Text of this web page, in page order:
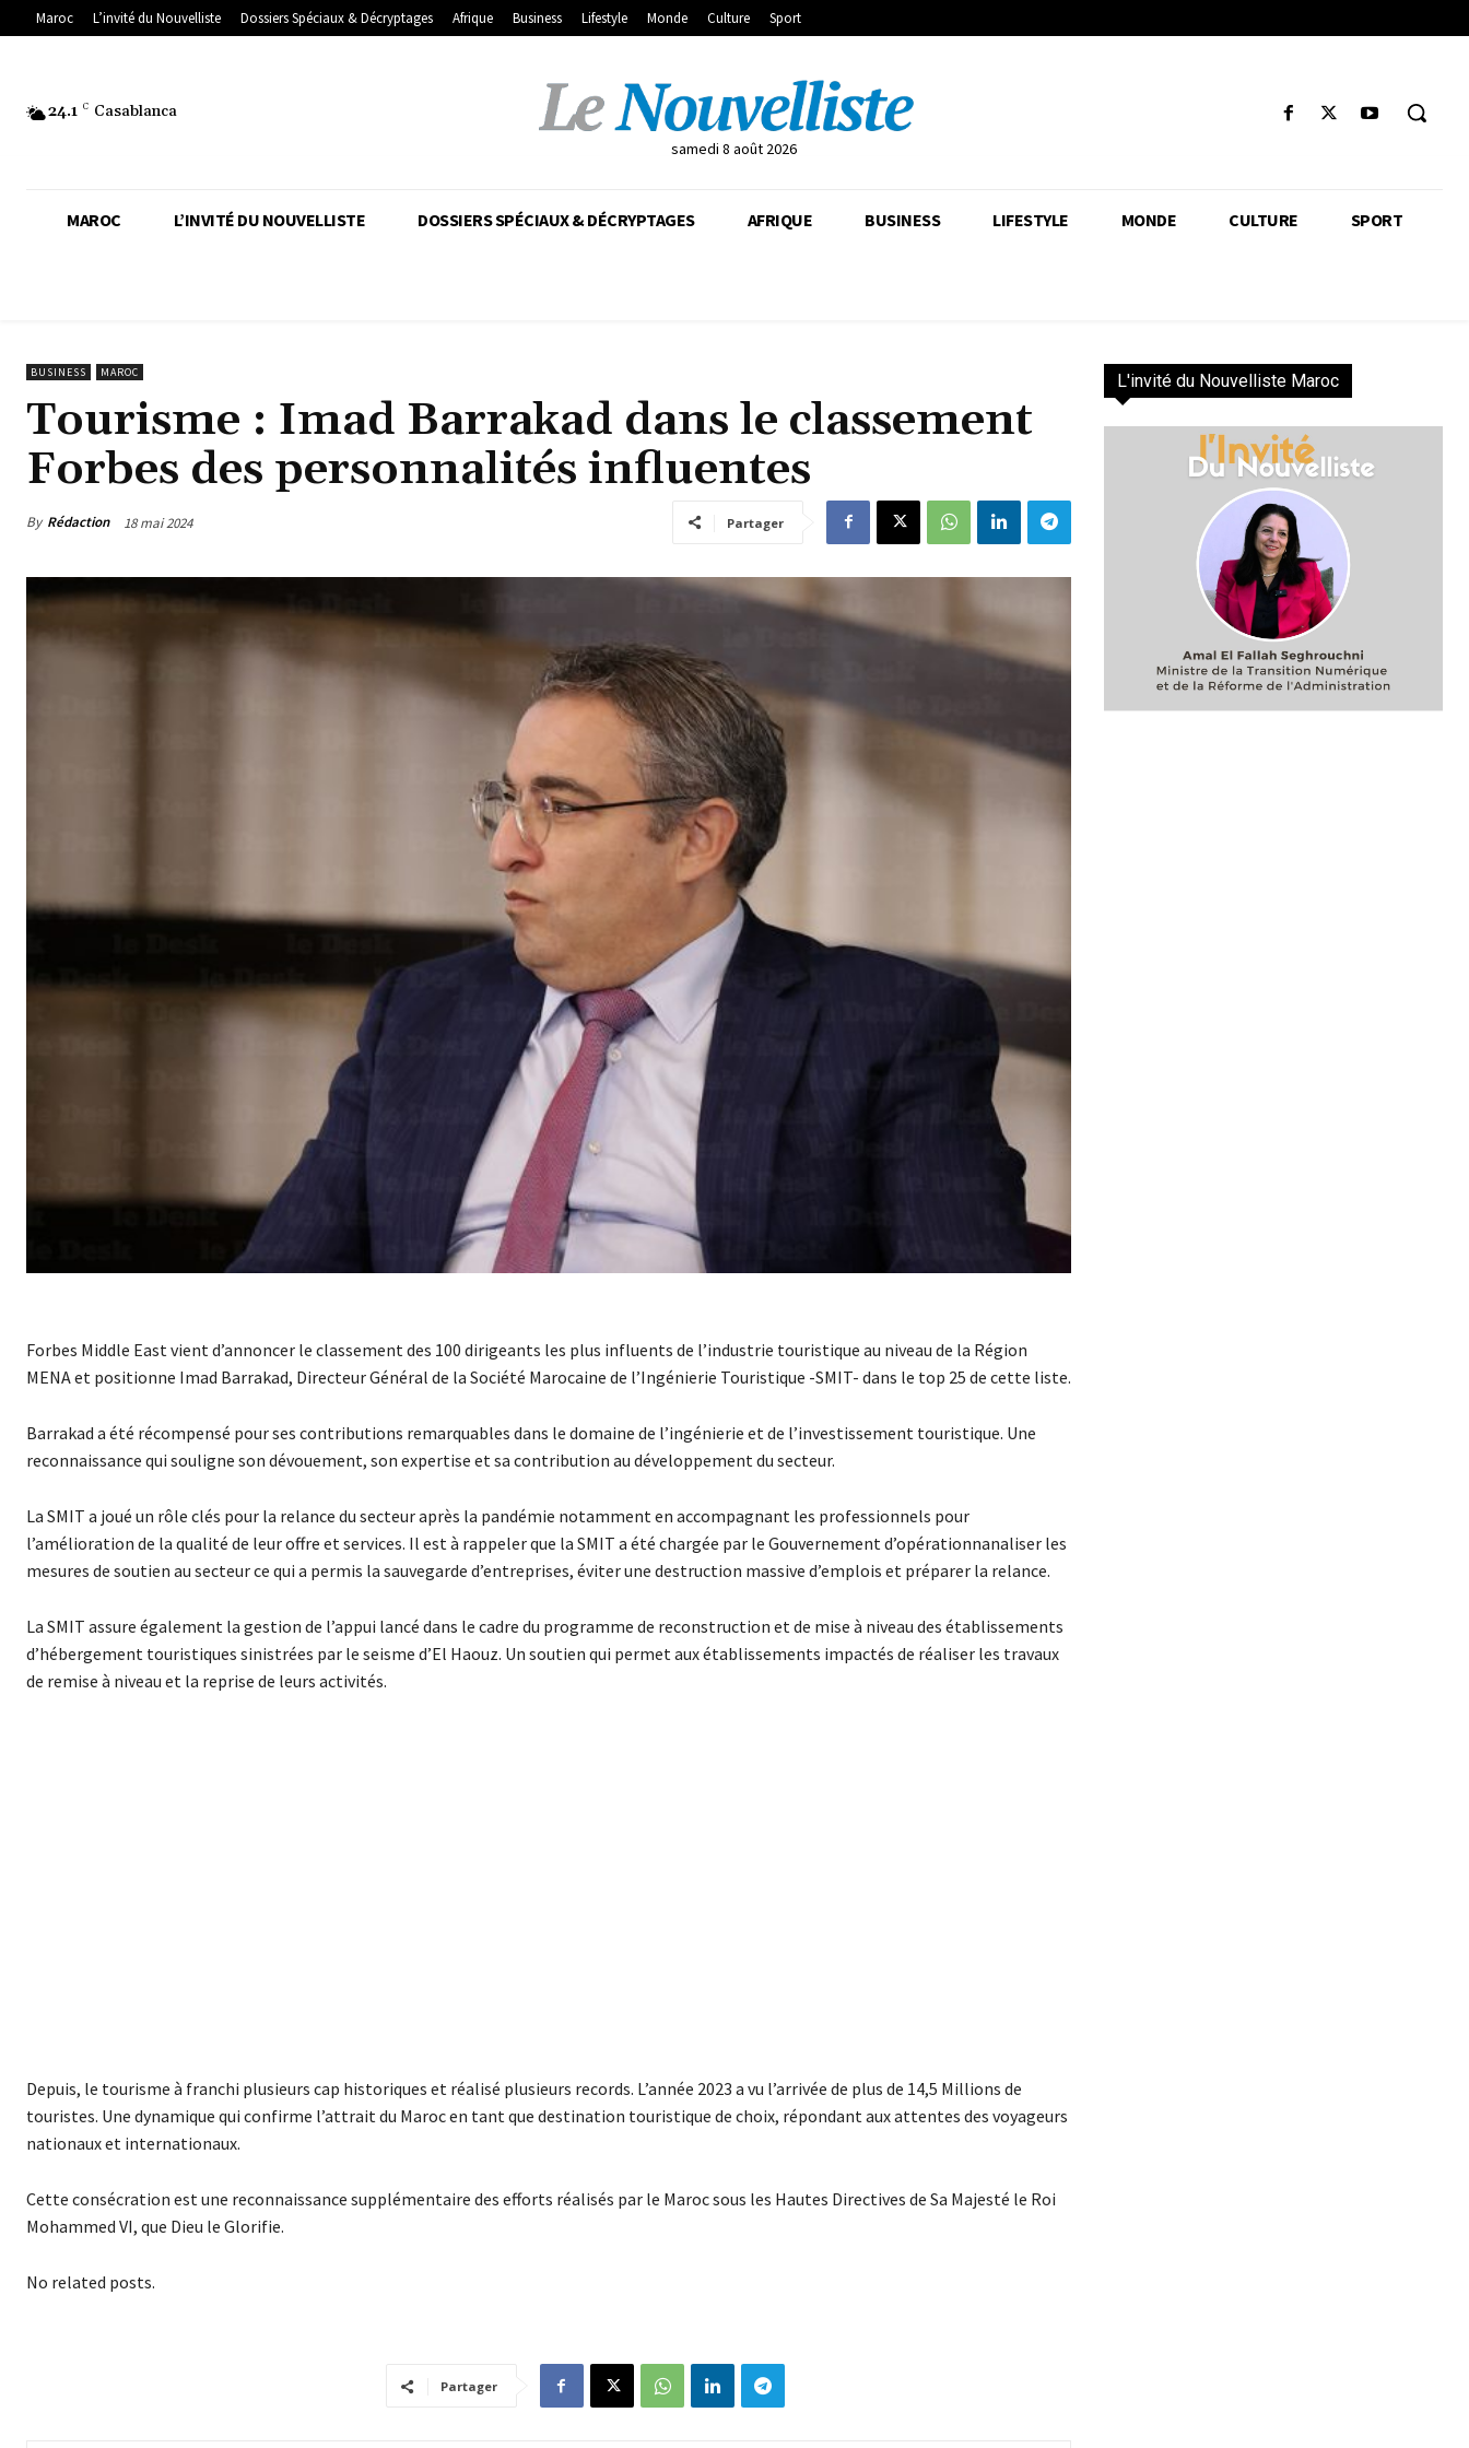
Maroc L’invité du Nouvelliste Dossiers Spéciaux & Décryptages Afrique Business Lifestyle Monde Culture Sport
24.1 C Casablanca
samedi 8 août 2026
MAROC L’INVITÉ DU NOUVELLISTE DOSSIERS SPÉCIAUX & DÉCRYPTAGES AFRIQUE BUSINESS LIFESTYLE MONDE CULTURE SPORT
BUSINESS MAROC
Tourisme : Imad Barrakad dans le classement
Forbes des personnalités influentes
By Rédaction 18 mai 2024 Partager
Forbes Middle East vient d’annoncer le classement des 100 dirigeants les plus influents de l’industrie touristique au niveau de la Région
MENA et positionne Imad Barrakad, Directeur Général de la Société Marocaine de l’Ingénierie Touristique -SMIT- dans le top 25 de cette liste.
Barrakad a été récompensé pour ses contributions remarquables dans le domaine de l’ingénierie et de l’investissement touristique. Une
reconnaissance qui souligne son dévouement, son expertise et sa contribution au développement du secteur.
La SMIT a joué un rôle clés pour la relance du secteur après la pandémie notamment en accompagnant les professionnels pour
l’amélioration de la qualité de leur offre et services. Il est à rappeler que la SMIT a été chargée par le Gouvernement d’opérationnanaliser les
mesures de soutien au secteur ce qui a permis la sauvegarde d’entreprises, éviter une destruction massive d’emplois et préparer la relance.
La SMIT assure également la gestion de l’appui lancé dans le cadre du programme de reconstruction et de mise à niveau des établissements
d’hébergement touristiques sinistrées par le seisme d’El Haouz. Un soutien qui permet aux établissements impactés de réaliser les travaux
de remise à niveau et la reprise de leurs activités.
Depuis, le tourisme à franchi plusieurs cap historiques et réalisé plusieurs records. L’année 2023 a vu l’arrivée de plus de 14,5 Millions de
touristes. Une dynamique qui confirme l’attrait du Maroc en tant que destination touristique de choix, répondant aux attentes des voyageurs
nationaux et internationaux.
Cette consécration est une reconnaissance supplémentaire des efforts réalisés par le Maroc sous les Hautes Directives de Sa Majesté le Roi
Mohammed VI, que Dieu le Glorifie.
No related posts.
Partager
L'invité du Nouvelliste Maroc